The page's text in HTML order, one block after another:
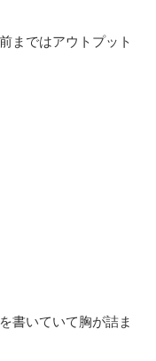
まではアウトプット
書いていて胸が詰ま